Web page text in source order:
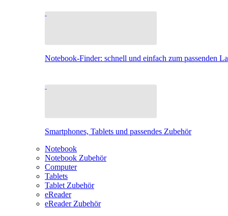
Notebook-Finder: schnell und einfach zum passenden
Smartphones, Tablets und passendes Zubehör
Notebook
Notebook Zubehör
Computer
Tablets
Tablet Zubehör
eReader
eReader Zubehör